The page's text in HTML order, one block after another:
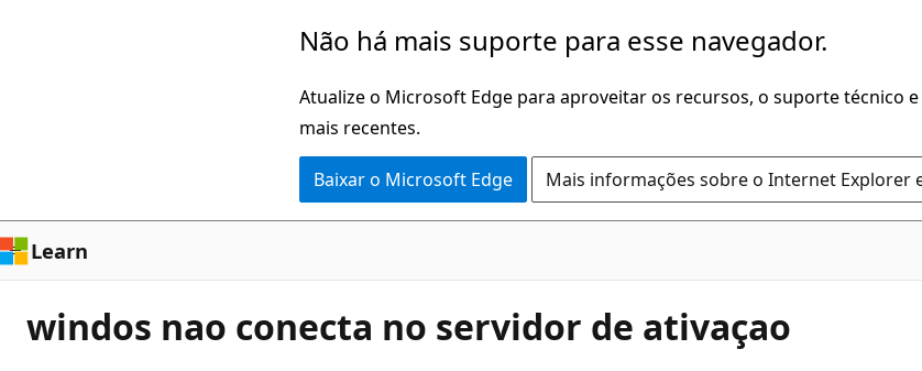
Não há mais suporte para esse navegador.
Atualize o Microsoft Edge para aproveitar os recursos, o suporte técnico
mais recentes.
Baixar o Microsoft Edge Mais informações sobre o Internet Explorer
Learn
windos nao conecta no servidor de ativaçao